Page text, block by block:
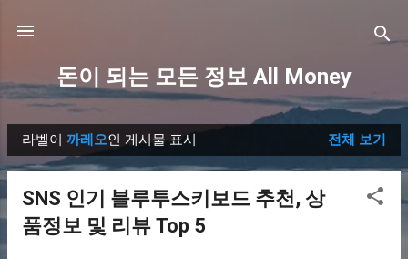
돈이 되는 모든 정보 All Money
글
라벨이 까레오인 게시물 표시 전체 보기
SNS 인기 블루투스키보드 추천, 상
품정보 및 리뷰 Top 5